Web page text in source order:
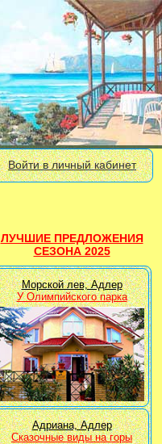
Войти в личный кабинет
ЛУЧШИЕ ПРЕДЛОЖЕНИЯ
СЕЗОНА 2025
Морской лев, Адлер
У Олимпийского парка
Адриана, Адлер
Сказочные виды на горы